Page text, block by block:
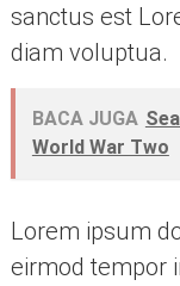
sanctus est
diam voluptua.
BACA JUGA
World War Two
Lorem ipsum
eirmod tempor